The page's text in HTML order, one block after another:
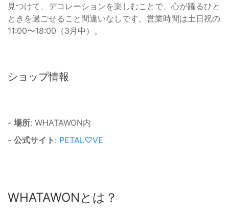
見つけて、デコレーションを楽しむことで、心が躍るひと
ときを過ごせること間違いなしです。営業時間は土日祝の
11:00〜18:00（3月中）。
ショップ情報
- 場所: WHATAWON内
- 公式サイト : PETAL♡VE
WHATAWONとは？